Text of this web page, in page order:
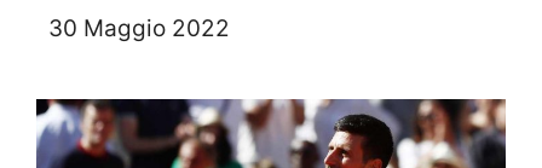
30 Maggio 2022